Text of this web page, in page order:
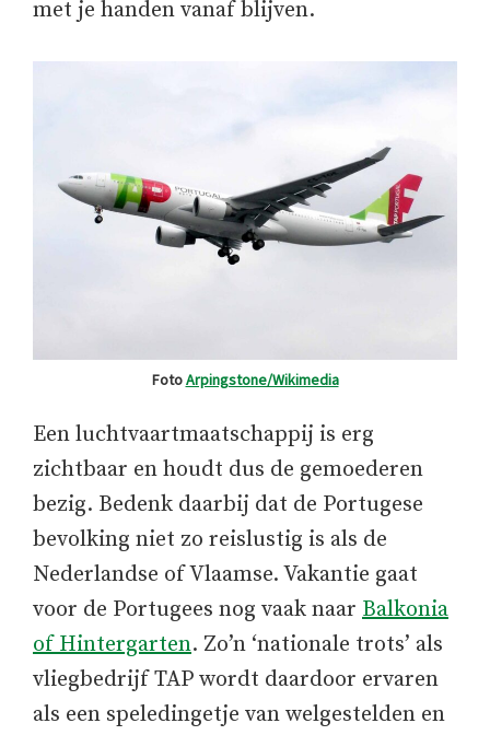
met je handen vanaf blijven.
FotoArpingstone/Wikimedia
Een luchtvaartmaatschappij is erg
zichtbaar en houdt dus de gemoederen
bezig. Bedenk daarbij dat de Portugese
bevolking niet zo reislustig is als de
Nederlandse of Vlaamse. Vakantie gaat
voor de Portugees nog vaak naar Balkonia
of Hintergarten. Zo’n ‘nationale trots’ als
vliegbedrijf TAP wordt daardoor ervaren
als een speledingetje van welgestelden en